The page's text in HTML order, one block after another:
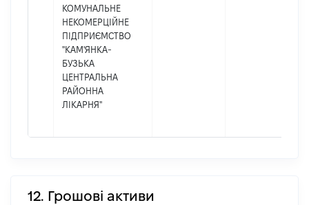
КОМУНАЛЬНЕ
НЕКОМЕРЦІЙНЕ
ПІДПРИЄМСТВО
"КАМ'ЯНКА-
БУЗЬКА
ЦЕНТРАЛЬНА
РАЙОННА
ЛІКАРНЯ"
12. Грошові активи